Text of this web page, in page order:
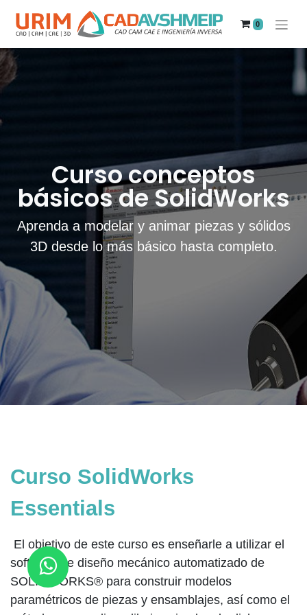
0
Curso conceptos
básicos de SolidWorks
Aprenda a modelar y animar piezas y sólidos
3D desde lo más básico hasta completo.
Curso SolidWorks
Essentials
El objetivo de este curso es enseñarle a utilizar el
software de diseño mecánico automatizado de
SOLIDWORKS® para construir modelos
paramétricos de piezas y ensamblajes, así como el